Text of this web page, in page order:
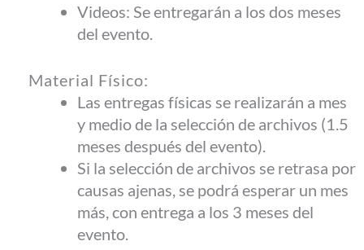
Videos: Se entregarán a los dos meses
del evento.
Material Físico:
Las entregas físicas se realizarán a mes
y medio de la selección de archivos (1.5
meses después del evento).
Si la selección de archivos se retrasa por
causas ajenas, se podrá esperar un mes
más, con entrega a los 3 meses del
evento.